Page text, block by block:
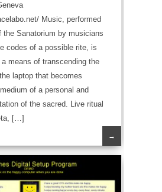
Music, performed
the Sanatorium by musicians
codes of a possible rite, is
means of transcending the
laptop that becomes
of a personal and
of the sacred. Live ritual
[…]
→